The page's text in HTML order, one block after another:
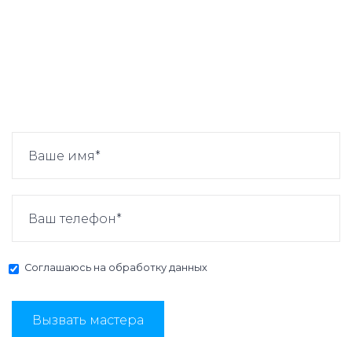
Соглашаюсь на обработку данных
Вызвать мастера